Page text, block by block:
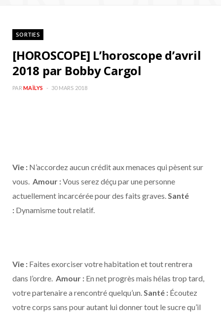
o g
SORTIES
[HOROSCOPE] L’horoscope d’avril
2018 par Bobby Cargol
PAR MAÏLYS 30 MARS 2018
Vie : N’accordez aucun crédit aux menaces qui pèsent sur
vous. Amour :Vous serez déçu par une personne
actuellement incarcérée pour des faits graves.Santé
: Dynamisme tout relatif.
Vie : Faites exorciser votre habitation et tout rentrera
dans l’ordre. Amour : En net progrès mais hélas trop tard,
votre partenaire a rencontré quelqu’un.Santé : Écoutez
votre corps sans pour autant lui donner tout le sucre qu’il